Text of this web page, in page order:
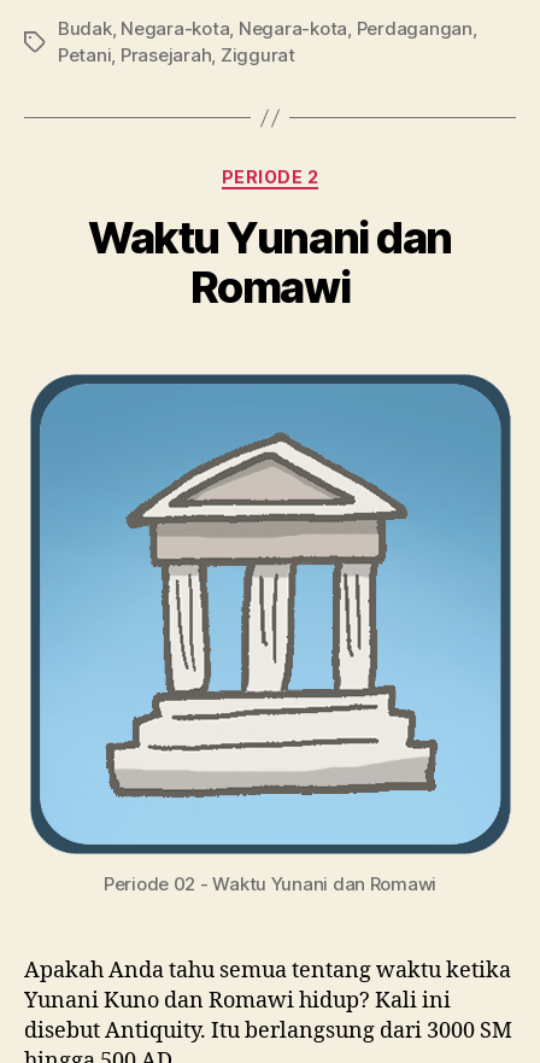
Tag
Budak, Negara-kota, Negara-kota, Perdagangan,
Petani, Prasejarah, Ziggurat
Kategori
PERIODE 2
Waktu Yunani dan
Romawi
Periode 02 - Waktu Yunani dan Romawi
Apakah Anda tahu semua tentang waktu ketika
Yunani Kuno dan Romawi hidup? Kali ini
disebut Antiquity. Itu berlangsung dari 3000 SM